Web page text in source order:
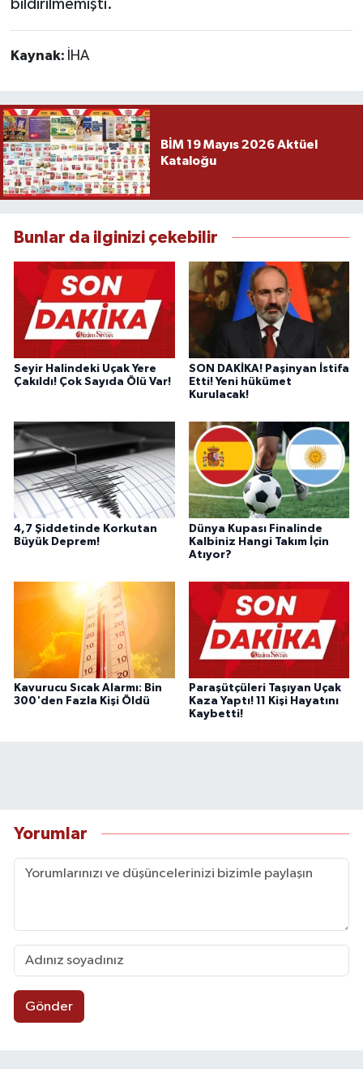
bildirilmemişti.
Kaynak: İHA
BİM 19 Mayıs 2026 Aktüel
Kataloğu
Bunlar da ilginizi çekebilir
Seyir Halindeki Uçak Yere
Çakıldı! Çok Sayıda Ölü Var!
SON DAKİKA! Paşinyan İstifa
Etti! Yeni hükümet
Kurulacak!
4,7 Şiddetinde Korkutan
Büyük Deprem!
Dünya Kupası Finalinde
Kalbiniz Hangi Takım İçin
Atıyor?
Kavurucu Sıcak Alarmı: Bin
300'den Fazla Kişi Öldü
Paraşütçüleri Taşıyan Uçak
Kaza Yaptı! 11 Kişi Hayatını
Kaybetti!
Yorumlar
Gönder